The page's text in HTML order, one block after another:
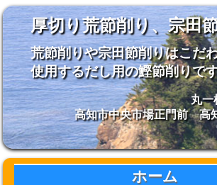
厚切り荒節削り、宗田
荒節削りや宗田節削りはこだ
使用するだし用の鰹節削りで
丸
高知市中央市場正門前 高
ホーム